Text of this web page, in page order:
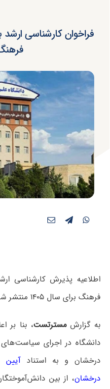
فراخوان کارشناسی ارشد
فرهنگ
اطلاعیه پذیرش کارشناسی
فرهنگ برای سال ۱۴۰۵ منتشر شد.
به گزارشمسترتست، بنا بر
دانشگاه در اجرای
درخشان و به استناد آیین
درخشان، از بین